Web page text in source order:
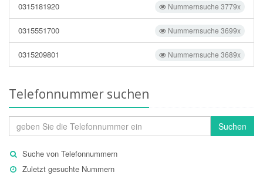
Nummernsuche 3779x
0315181920
Nummernsuche 3699x
0315551700
Nummernsuche 3689x
0315209801
Telefonnummer suchen
Suchen
Suche von Telefonnummern
Zuletzt gesuchte Nummern